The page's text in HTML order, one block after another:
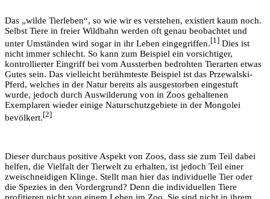
Das „wilde Tierleben“, so wie wir es verstehen, existiert kaum noch.
Selbst Tiere in freier Wildbahn werden oft genau beobachtet und
unter Umständen wird sogar in ihr Leben eingegriffen. [1] Dies ist
nicht immer schlecht. So kann zum Beispiel ein vorsichtiger,
kontrollierter Eingriff bei vom Aussterben bedrohten Tierarten etwas
Gutes sein. Das vielleicht berühmteste Beispiel ist das Przewalski-
Pferd, welches in der Natur bereits als ausgestorben eingestuft
wurde, jedoch durch Auswilderung von in Zoos gehaltenen
Exemplaren wieder einige Naturschutzgebiete in der Mongolei
bevölkert. [2]
Dieser durchaus positive Aspekt von Zoos, dass sie zum Teil dabei
helfen, die Vielfalt der Tierwelt zu erhalten, ist jedoch Teil einer
zweischneidigen Klinge. Stellt man hier das individuelle Tier oder
die Spezies in den Vordergrund? Denn die individuellen Tiere